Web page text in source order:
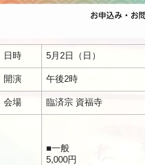
日時 5月2日（日）
開演 午後2時
会場 臨済宗 資福寺
■一般
5,000円